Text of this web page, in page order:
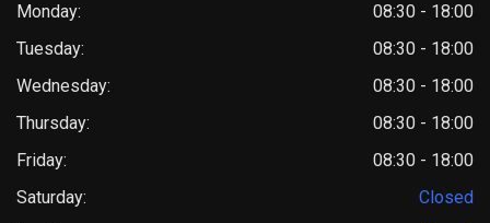
Monday:
08:30 - 18:00
Tuesday:
08:30 - 18:00
Wednesday:
08:30 - 18:00
Thursday:
08:30 - 18:00
Friday:
08:30 - 18:00
Saturday:
Closed